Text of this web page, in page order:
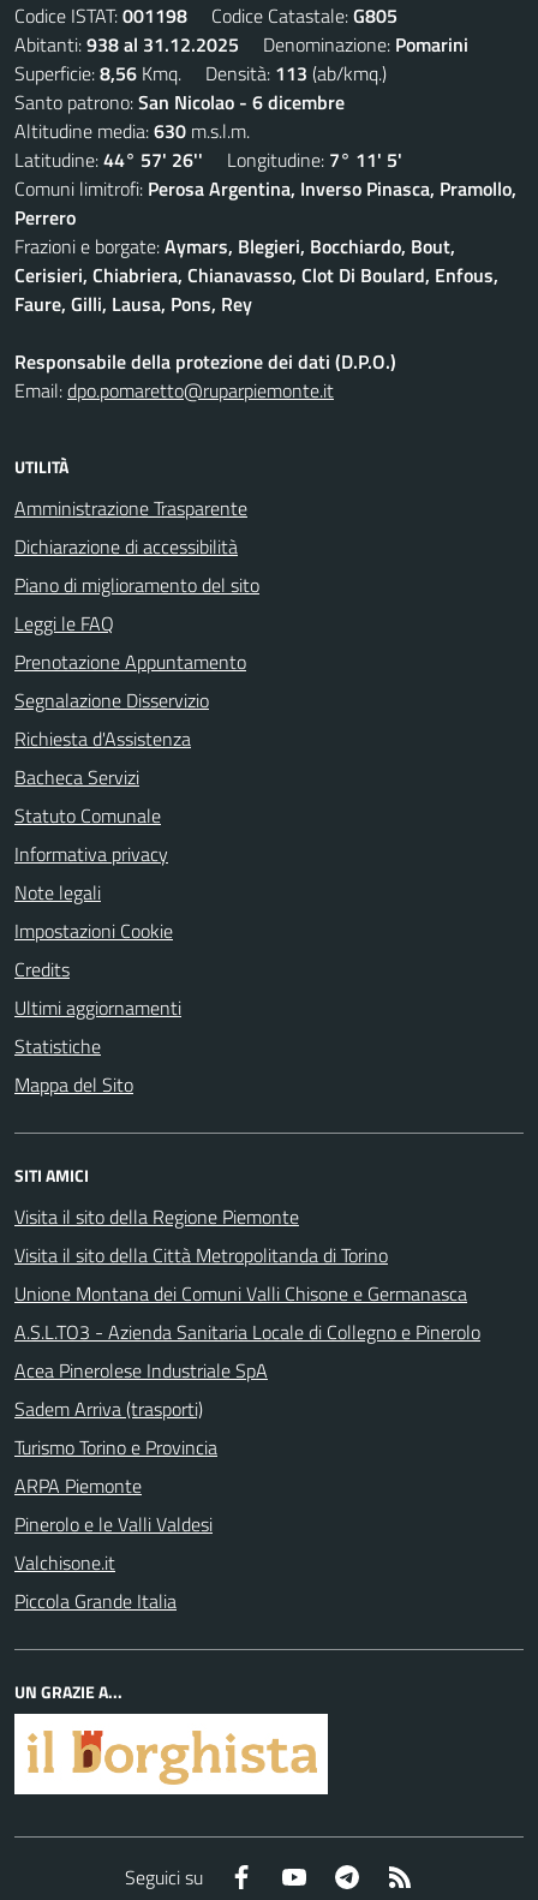
Codice ISTAT:001198 Codice Catastale:G805
Abitanti:938 al 31.12.2025 Denominazione: Pomarini
Superficie:8,56 Kmq. Densità: 113 (ab/kmq.)
Santo patrono:San Nicolao - 6 dicembre
Altitudine media:630 m.s.l.m.
Latitudine:44° 57' 26'' Longitudine: 7° 11' 5'
Comuni limitrofi: Perosa Argentina, Inverso Pinasca, Pramollo,
Perrero
Frazioni e borgate:Aymars, Blegieri, Bocchiardo, Bout,
Cerisieri, Chiabriera, Chianavasso, Clot Di Boulard, Enfous,
Faure, Gilli, Lausa, Pons, Rey
Responsabile della protezione dei dati (D.P.O.)
Email:dpo.pomaretto@ruparpiemonte.it
UTILITÀ
Amministrazione Trasparente
Dichiarazione di accessibilità
Piano di miglioramento del sito
Leggi le FAQ
Prenotazione Appuntamento
Segnalazione Disservizio
Richiesta d'Assistenza
Bacheca Servizi
Statuto Comunale
Informativa privacy
Note legali
Impostazioni Cookie
Credits
Ultimi aggiornamenti
Statistiche
Mappa del Sito
SITI AMICI
Visita il sito della Regione Piemonte
Visita il sito della Città Metropolitanda di Torino
Unione Montana dei Comuni Valli Chisone e Germanasca
A.S.L.TO3 - Azienda Sanitaria Locale di Collegno e Pinerolo
Acea Pinerolese Industriale SpA
Sadem Arriva (trasporti)
Turismo Torino e Provincia
ARPA Piemonte
Pinerolo e le Valli Valdesi
Valchisone.it
Piccola Grande Italia
UN GRAZIE A...
Seguici su Facebook YouTube Telegram